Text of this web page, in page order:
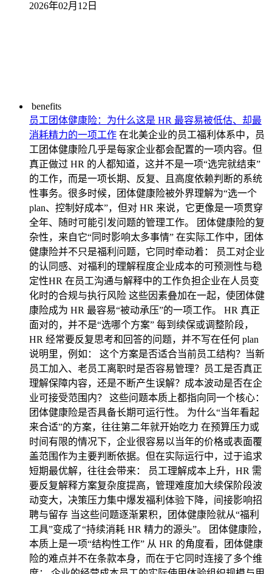
2026年02月12日
benefits
员工团体健康险：为什么这是 HR 最容易被低估、却最
消耗精力的一项工作 在北美企业的员工福利体系中，员
工团体健康险几乎是每家企业都会配置的一项内容。但
真正做过 HR 的人都知道，这并不是一项“选完就结束”
的工作，而是一项长期、反复、且高度依赖判断的系统
性事务。很多时候，团体健康险被外界理解为“选一个
plan、控制好成本”，但对 HR 来说，它更像是一项贯穿
全年、随时可能引发问题的管理工作。 团体健康险的复
杂性，来自它“同时影响太多事情” 在实际工作中，团体
健康险并不只是福利问题，它同时牵动着： 员工对企业
的认同感、对福利的理解程度企业成本的可预测性与稳
定性HR 在员工沟通与解释中的工作负担企业在人员变
化时的合规与执行风险 这些因素叠加在一起，使团体健
康险成为 HR 最容易“被动承压”的一项工作。 HR 真正
面对的，并不是“选哪个方案” 每到续保或调整阶段，
HR 经常要反复思考和回答的问题，并不写在任何 plan
说明里，例如： 这个方案是否适合当前员工结构？当新
员工加入、老员工离职时是否容易管理？员工是否真正
理解保障内容，还是不断产生误解？成本波动是否在企
业可接受范围内？ 这些问题本质上都指向同一个核心：
团体健康险是否具备长期可运行性。 为什么“当年看起
来合适”的方案，往往第二年就开始吃力 在预算压力或
时间有限的情况下，企业很容易以当年的价格或表面覆
盖范围作为主要判断依据。但在实际运行中，过于追求
短期最优解，往往会带来： 员工理解成本上升，HR 需
要反复解释方案复杂度提高，管理难度加大续保阶段波
动变大，决策压力集中爆发福利体验下降，间接影响招
聘与留存 当这些问题逐渐累积，团体健康险就从“福利
工具”变成了“持续消耗 HR 精力的源头”。 团体健康险，
本质上是一项“结构性工作” 从 HR 的角度看，团体健康
险的难点并不在条款本身，而在于它同时连接了多个维